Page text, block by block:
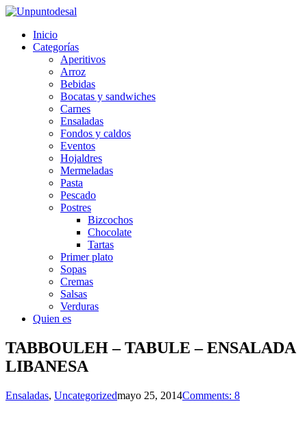
Inicio
Categorías
Aperitivos
Arroz
Bebidas
Bocatas y sandwiches
Carnes
Ensaladas
Fondos y caldos
Eventos
Hojaldres
Mermeladas
Pasta
Pescado
Postres
Bizcochos
Chocolate
Tartas
Primer plato
Sopas
Cremas
Salsas
Verduras
Quien es
TABBOULEH – TABULE – ENSALADA
LIBANESA
Ensaladas, Uncategorizedmayo 25, 2014Comments: 8